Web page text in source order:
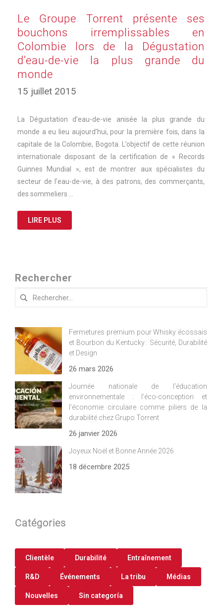
Le Groupe Torrent présente ses
bouchons irremplissables en
Colombie lors de la Dégustation
d’eau-de-vie la plus grande du
monde
15 juillet 2015
La Dégustation d’eau-de-vie anisée la plus grande du
monde a eu lieu aujourd’hui, pour la première fois, dans la
capitale de la Colombie, Bogota. L’objectif de cette réunion
internationale disposant de la certification de « Records
Guinnes Mundial », est de montrer aux spécialistes du
secteur de l’eau-de-vie, à des patrons, des commerçants,
des sommeliers …
LIRE PLUS
Rechercher
Rechercher :
Fermetures premium pour Whisky écossais
et Bourbon du Kentucky : Sécurité, Durabilité
et Design
26 mars 2026
Journée nationale de l’éducation
environnementale : l’éco-conception et
l’économie circulaire comme piliers de la
durabilité chez Grupo Torrent
26 janvier 2026
Joyeux Noël et Bonne Année 2026
18 décembre 2025
Catégories
Clientèle Durabilité Entraînement
R&D Événements La tribu Médias
Nouvelles Sin categoría